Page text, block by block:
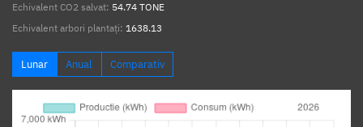
Echivalent CO2 salvat: 54.74 TONE
Echivalent arbori plantați: 1638.13
Lunar Anual Comparativ